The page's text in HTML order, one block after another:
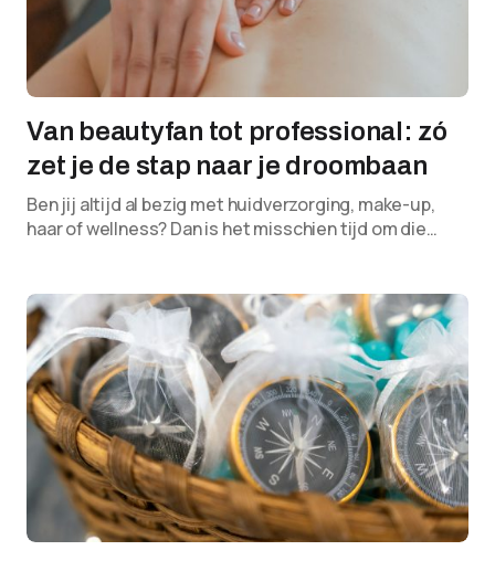
Van beautyfan tot professional: zó
zet je de stap naar je droombaan
Ben jij altijd al bezig met huidverzorging, make-up,
haar of wellness? Dan is het misschien tijd om die…